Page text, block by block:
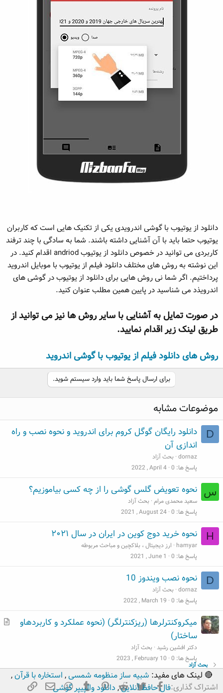
دانلود از یوتیوب با گوشی اندرویدی یکی از تکنیک هایی است که کاربران
یوتیوب حتما باید با آن آشنایی داشته باشند. شما به سادگی با چند ترفند
کاربردی می توانید در خصوص دانلود از یوتیوب andriod اقدام کنید. در
این نوشته به روش های مختلف دانلود فیلم از یوتیوب با موبایل اندروید
پرداختیم. اگر شما نی روش هایی برای دانلود از یوتیوب در گوشی های
اندرویذد می شناسید در پایین همین مطلب عنوان کنید.
در صورت تمایل به آشنایی با سایر روش ها نیز می توانید از
طریق لینک زیر اقدام نمایید.
روش های دانلود فیلم از یوتیوب با گوشی اندروید
برای ارسال پاسخ شما باید وارد سیستم شوید.
موضوعات مشابه
D
دانلود رایگان گوگل کروم برای اندروید و نحوه نصب و راه
اندازی آن
dornaz بحث آزاد
پاسخ ها 0
2022 , April 4
س نحوه تعویض گلس گوشی را از چه کسی بیاموزیم؟
سعید محمدی مرام بحث آزاد
پاسخ ها 0
2021 , August 24
H نحوه خرید دوج کوین در ایران در سال ۲۰۲۱
hamyar ارز دیجیتال ، بلاکچین و مباحث مربوطه
پاسخ ها 0
2021 , June 1
D نحوه نصب ویندوز 10
dornaz بحث آزاد
پاسخ ها 0
2022 , March 19
م
میکروکنترلرها (ریزکنترلگر) (نحوه عملکرد و کاربردهاو
ساختار)
دکتر افشین رشید بحث آزاد
پاسخ ها 0
2023 , February 10
اشتراک گذاری: فیسبوکتویتر Reddit
Pinterest
Tumblr
WhatsApp
ایمیل
بحث آزاد
🔴 لینک های مفید: شبیه ساز منظومه شمسی, استخاره با قرآن,
فال حافظ آنلاین, دانلود والپیپر گوشی